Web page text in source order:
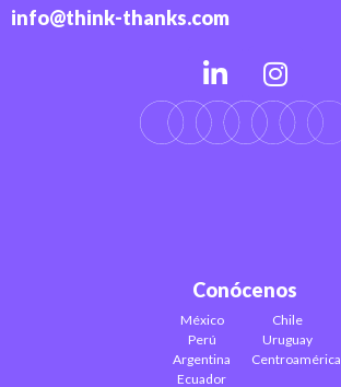
info@think-thanks.com
Conócenos
México
Perú
Argentina
Ecuador
Chile
Uruguay
Centroamérica